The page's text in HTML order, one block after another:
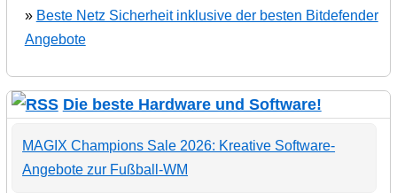
» Beste Netz Sicherheit inklusive der besten Bitdefender
Angebote
Die beste Hardware und Software!
MAGIX Champions Sale 2026: Kreative Software-
Angebote zur Fußball-WM